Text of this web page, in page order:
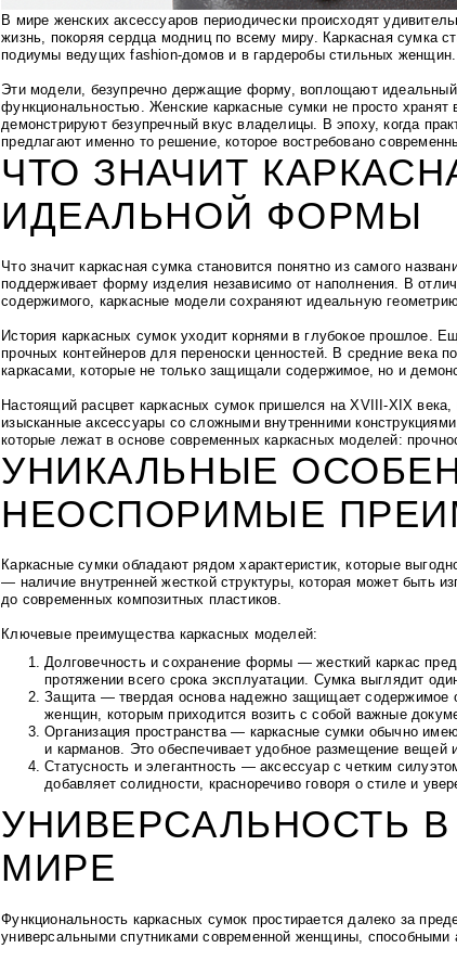
В мире женских аксессуаров периодически происходят
жизнь, покоряя сердца модниц по всему миру. Каркасная сумка
подиумы ведущих fashion-домов и в гардеробы стильных женщин.
Эти модели, безупречно держащие форму, воплощают
функциональностью. Женские каркасные сумки не просто
демонстрируют безупречный вкус владелицы. В эпоху, когда
предлагают именно то решение, которое востребовано
ЧТО ЗНАЧИТ
ИДЕАЛЬНОЙ ФОРМЫ
Что значит каркасная сумка становится понятно из самого
поддерживает форму изделия независимо от наполнения. В
содержимого, каркасные модели сохраняют идеальную
История каркасных сумок уходит корнями в глубокое прошлое.
прочных контейнеров для переноски ценностей. В средние века
каркасами, которые не только защищали содержимое, но и
Настоящий расцвет каркасных сумок пришелся на XVIII-XIX
изысканные аксессуары со сложными внутренними
которые лежат в основе современных каркасных моделей:
УНИКАЛЬНЫЕ
НЕОСПОРИМЫЕ
Каркасные сумки обладают рядом характеристик, которые
— наличие внутренней жесткой структуры, которая может быть
до современных композитных пластиков.
Ключевые преимущества каркасных моделей:
Долговечность и сохранение формы — жесткий каркас
протяжении всего срока эксплуатации. Сумка выглядит
Защита — твердая основа надежно защищает содержимое
женщин, которым приходится возить с собой важные
Организация пространства — каркасные сумки обычно
и карманов. Это обеспечивает удобное размещение вещей
Статусность и элегантность — аксессуар с четким
добавляет солидности, красноречиво говоря о стиле и
УНИВЕРСАЛЬНОСТЬ
МИРЕ
Функциональность каркасных сумок простирается далеко за
универсальными спутниками современной женщины,